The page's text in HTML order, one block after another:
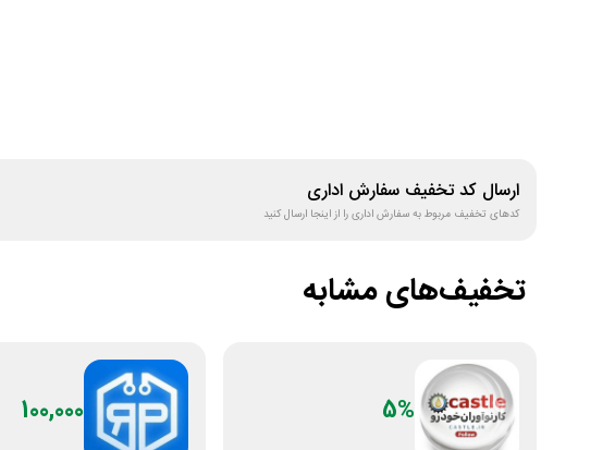
ارسال کد تخفیف سفارش اداری
کدهای تخفیف مربوط بهسفارش اداریرا از اینجا ارسال کنید
تخفیف‌های مشابه
5%
100,000